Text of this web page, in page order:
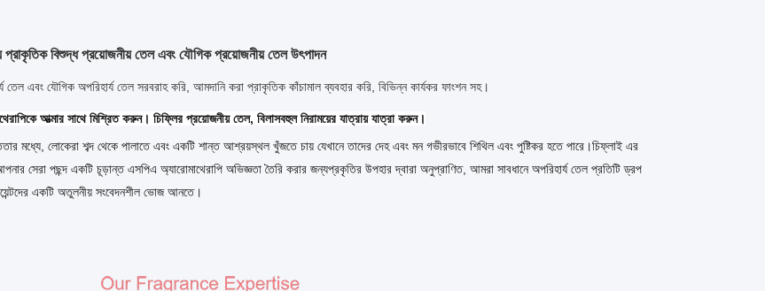
প্রাকৃতিক বিশুদ্ধ প্রয়োজনীয় তেল এবং যৌগিক প্রয়োজনীয় তেল উৎপাদন
তেল এবং যৌগিক অপরিহার্য তেল সরবরাহ করি, আমদানি করা প্রাকৃতিক কাঁচামাল ব্যবহার করি, বিভিন্ন কার্যকর ফাংশন সহ।
আত্মার সাথে মিশ্রিত করুন। চিফ্লির প্রয়োজনীয় তেল, বিলাসবহুল নিরাময়ের যাত্রায় যাত্রা করুন।
মধ্যে, লোকেরা শব্দ থেকে পালাতে এবং একটি শান্ত আশ্রয়স্থল খুঁজতে চায় যেখানে তাদের দেহ এবং মন গভীরভাবে শিথিল এবং পুষ্টিকর হতে পারে।চিফ্লাই এর
সেরা পছন্দ একটি চূড়ান্ত এসপিএ অ্যারোমাথেরাপি অভিজ্ঞতা তৈরি করার জন্যপ্রকৃতির উপহার দ্বারা অনুপ্রাণিত, আমরা সাবধানে অপরিহার্য তেল প্রতিটি ড্রপ
একটি অতুলনীয় সংবেদনশীল ভোজ আনতে।